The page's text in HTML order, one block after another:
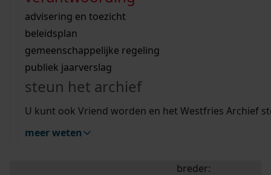
bouwvergunningen
omgevingsvergunningen
vergunningen
beeld en geluid
uitleg nodig?
Wij helpen u op weg met een aantal zoektips.
bekijk alle zoektips
Wij helpen u op weg met een aantal zoektips.
bekijk alle zoektips
bekijk ons geschiedenislokaal
advisering en toezicht
beleidsplan
gemeenschappelijke regeling
publiek jaarverslag
steun het archief
U kunt ook Vriend worden en het Westfries Archief
meer weten
zoektips
Mijn Studiezaal (inloggen)
uw zoekopdracht te
breder: